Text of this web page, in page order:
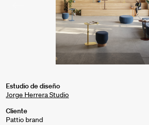
Estudio de diseño
Jorge Herrera Studio
Cliente
Pattio brand